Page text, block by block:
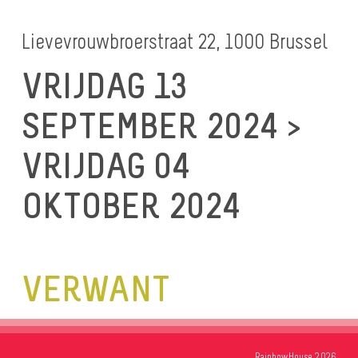
Lievevrouwbroerstraat 22, 1000 Brussel
VRIJDAG 13
SEPTEMBER 2024 >
VRIJDAG 04
OKTOBER 2024
VERWANT